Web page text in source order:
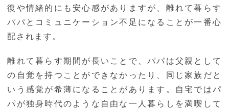
復や情緒的にも安心感がありますが、離れて暮らす
パパとコミュニケーション不足になることが一番心
配されます。
離れて暮らす期間が長いことで、パパは父親として
の自覚を持つことができなかったり、同じ家族だと
いう感覚が希薄になることがあります。自宅ではパ
パが独身時代のような自由な一人暮らしを満喫して